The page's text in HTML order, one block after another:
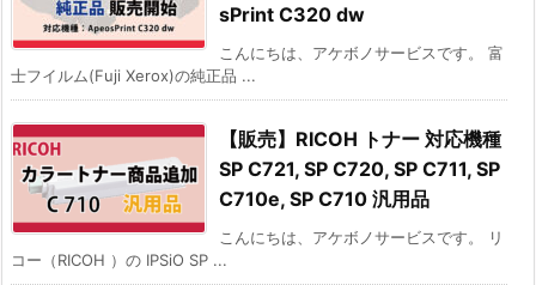
sPrint C320 dw
こんにちは、アケボノサービスです。 富
士フイルム(Fuji Xerox)の純正品 ...
【販売】RICOH トナー 対応機種
SP C721, SP C720, SP C711, SP
C710e, SP C710 汎用品
こんにちは、アケボノサービスです。 リ
コー（RICOH ）の IPSiO SP ...